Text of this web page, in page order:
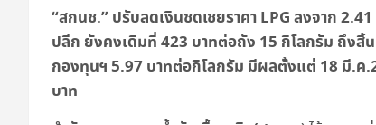
“สกนช.” ปรับลดเงินชดเชยราคา LPG ลงจาก
ปลีก ยังคงเดิมที่ 423 บาทต่อถัง 15 กิโลกรัม ถึงสิ้
กองทุนฯ 5.97 บาทต่อกิโลกรัม มีผลตั้งแต่ 18 มี.ค
บาท